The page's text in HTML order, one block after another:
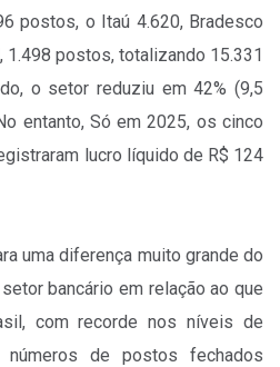
postos, o Itaú 4.620, Bradesco
1.498 postos, totalizando 15.331
o setor reduziu em 42% (9,5
entanto, Só em 2025, os cinco
lucro líquido de R$ 124
uma diferença muito grande do
bancário em relação ao que
com recorde nos níveis de
de postos fechados